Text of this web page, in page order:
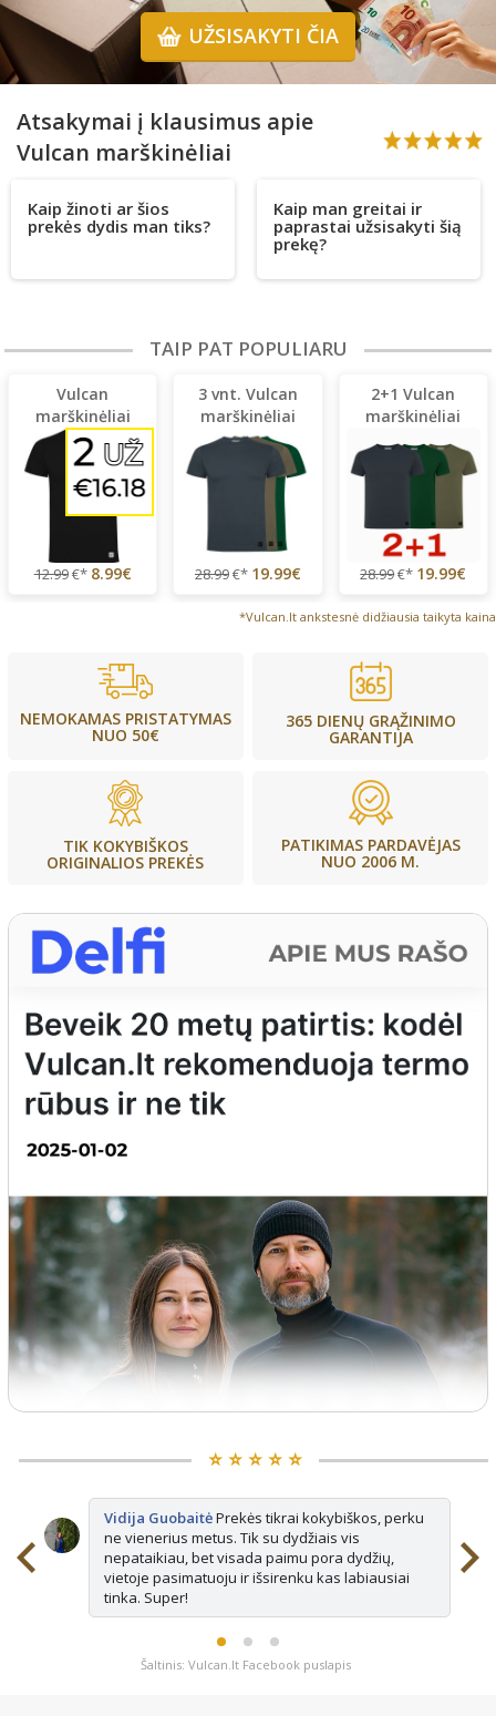
UŽSISAKYTI ČIA
Atsakymai į klausimus apie
Vulcan marškinėliai
Kaip žinoti ar šios
prekės dydis man tiks?
Kaip man greitai ir
paprastai užsisakyti šią
prekę?
TAIP PAT POPULIARU
Vulcan
marškinėliai
12.99€* 8.99€
3 vnt. Vulcan
marškinėliai
28.99€* 19.99€
2+1 Vulcan
marškinėliai
28.99€* 19.99€
*Vulcan.lt ankstesnė didžiausia taikyta kaina
NEMOKAMAS PRISTATYMAS
NUO 50€
365 DIENŲ GRĄŽINIMO
GARANTIJA
TIK KOKYBIŠKOS
ORIGINALIOS PREKĖS
PATIKIMAS PARDAVĖJAS
NUO 2006 M.
⭐️ ⭐️ ⭐️ ⭐️ ⭐️
Vidija GuobaitėPrekės tikrai kokybiškos, perku
ne vienerius metus. Tik su dydžiais vis
nepataikiau, bet visada paimu pora dydžių,
vietoje pasimatuoju ir išsirenku kas labiausiai
tinka. Super!
Šaltinis: Vulcan.lt Facebook puslapis